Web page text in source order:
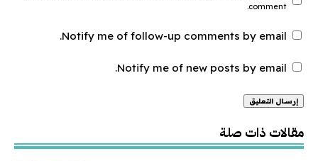
comment.
Notify me of follow-up comments by email.
Notify me of new posts by email.
مقالات ذات صلة